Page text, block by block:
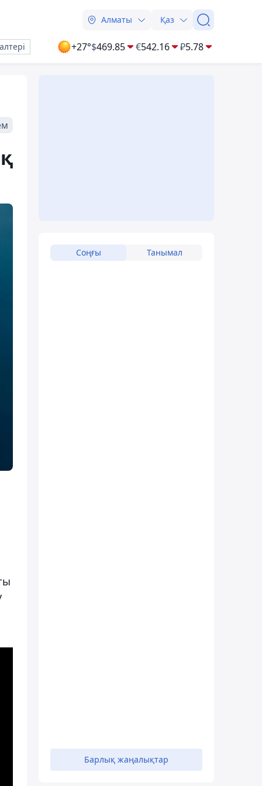
Алматы Қаз
+27°$469.85 €542.16 ₽5.78
Соңғы Танымал
Барлық жаңалықтар